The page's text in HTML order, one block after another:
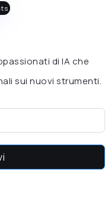
di IA che
sui nuovi strumenti.